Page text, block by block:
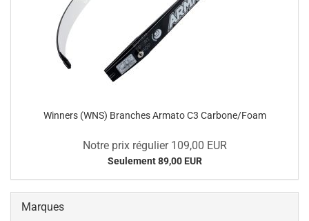
Winners (WNS) Branches Armato C3 Carbone/Foam
Notre prix régulier 109,00 EUR
Seulement 89,00 EUR
Marques